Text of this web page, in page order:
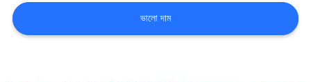
করুন
ভালো দাম